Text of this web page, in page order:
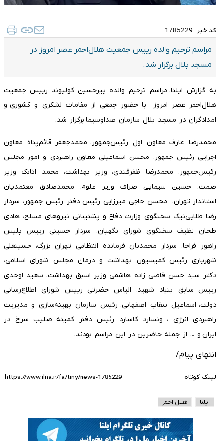
کد خبر : 1785229
​مراسم ترحیم والده رییس جمعیت هلال‌احمر عصر امروز در
مسجد بلال برگزار شد.
به گزارش ایلنا، مراسم ترحیم والده پیرحسین کولیوند رییس جمعیت
هلال‌احمر عصر امروز با حضور جمعی از مقامات لشکری و کشوری و
امدادگران در مسجد بلال سازمان صداوسیما برگزار شد.
محمدرضا عارف‌ معاون اول رئیس‌جمهور، محمدجعفر قائم‌پناه معاون
اجرایی رئیس جمهور، محسن اسماعیلی معاون راهبردی و امور مجلس
رئیس‌جمهور، محمدرضا ظفرقندی،‌ وزیر بهداشت، محمد اتابک وزیر
صمت، حسین سیمایی صراف وزیر علوم، محمدصادق معتمدیان
استاندار تهران، محسن حاجی میرزایی رئیس دفتر رئیس جمهور، سردار
رضا طلایی‌نیک سخنگوی وزارت دفاع و پشتیبانی نیروهای مسلح، هادی
طحان نظیف سخنگوی شورای نگهبان، سردار حسینی رییس پلیس
راهور فراجا، سردار محمدیان فرمانده انتظامی تهران بزرگ، حسینعلی
شهریاری رئیس کمیسیون بهداشت و درمان مجلس شورای اسلامی،
دکتر سید حسن قاضی زاده هاشمی وزیر اسبق بهداشت، سعید اوحدی
رییس سابق بنیاد شهید، الیاس حضرتی رییس شورای اطلاع‌رسانی
دولت، اسماعیل سقاب اصفهانی، رئیس سازمان بهینه‌سازی و مدیریت
راهبردی انرژی ، ونسارد کاسارد رئیس دفتر کمیته صلیب سرخ در
ایران و ... از جمله حاضرین در این مراسم بودند.
انتهای پیام/
لینک کوتاه
ایلنا هلال احمر